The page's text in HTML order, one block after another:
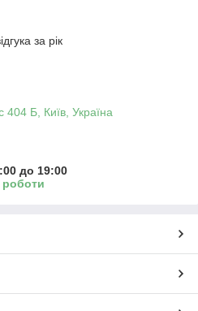
за рік
404 Б, Київ, Україна
до 19:00
роботи